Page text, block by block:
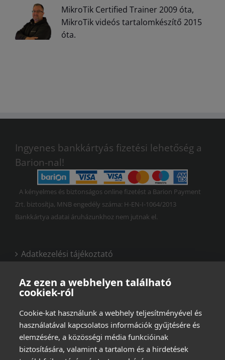
MikroTik Certified Trainer 2009 óta,
MikroTik videós tartalomkészítő 2015
óta.
Ingyenes bankkártyás fizetési lehetőség a
Barion-nal!
A kényelmes és biztonságos online fizetést a Barion Payment
Zrt. biztosítja, MNB engedély száma: H-EN-I-1064/2013
Bankkártya adatai áruházunkhoz nem jutnak el.
Adatkezelési tájékoztató
Vásárlási és felhasználási feltételek
Az ezen a webhelyen található
cookiek-ról
Cookie-kat használunk a webhely teljesítményével és
használatával kapcsolatos információk gyűjtésére és
elemzésére, a közösségi média funkcióinak
biztosítására, valamint a tartalom és a hirdetések